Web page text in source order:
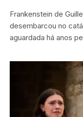
Frankenstein de
desembarcou no
aguardada há anos